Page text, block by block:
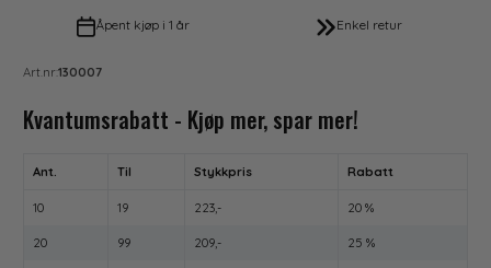
Åpent kjøp i 1 år Enkel retur
Art.nr:130007
Kvantumsrabatt - Kjøp mer, spar mer!
Ant. Til Stykkpris Rabatt
10 19 223,- 20 %
20 99 209,- 25 %